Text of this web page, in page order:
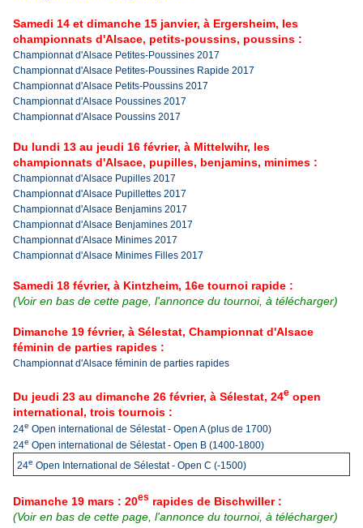
Samedi 14 et dimanche 15 janvier, à Ergersheim, les
championnats d'Alsace, petits-poussins, poussins :
Championnat d'Alsace Petites-Poussines 2017
Championnat d'Alsace Petites-Poussines Rapide 2017
Championnat d'Alsace Petits-Poussins 2017
Championnat d'Alsace Poussines 2017
Championnat d'Alsace Poussins 2017
Du lundi 13 au jeudi 16 février, à Mittelwihr, les
championnats d'Alsace, pupilles, benjamins, minimes :
Championnat d'Alsace Pupilles 2017
Championnat d'Alsace Pupillettes 2017
Championnat d'Alsace Benjamins 2017
Championnat d'Alsace Benjamines 2017
Championnat d'Alsace Minimes 2017
Championnat d'Alsace Minimes Filles 2017
Samedi 18 février, à Kintzheim, 16e tournoi rapide :
(Voir en bas de cette page, l'annonce du tournoi, à télécharger)
Dimanche 19 février, à Sélestat, Championnat d'Alsace
féminin de parties rapides :
Championnat d'Alsace féminin de parties rapides
Du jeudi 23 au dimanche 26 février, à Sélestat, 24e open
international, trois tournois :
24e Open international de Sélestat - Open A (plus de 1700)
24e Open international de Sélestat - Open B (1400-1800)
24e Open International de Sélestat - Open C (-1500)
Dimanche 19 mars : 20es rapides de Bischwiller :
(Voir en bas de cette page, l'annonce du tournoi, à télécharger)